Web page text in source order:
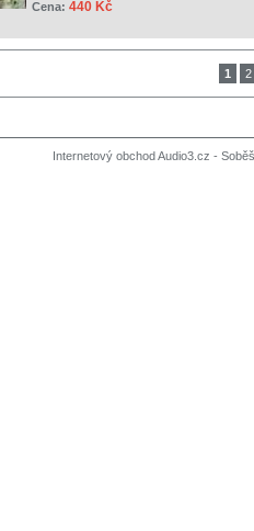
Cena: 440 Kč
1 2
Internetový obchod Audio3.cz -